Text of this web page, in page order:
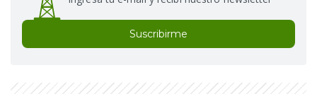
Suscribirme